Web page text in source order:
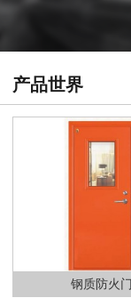
产品世界
钢质防火门